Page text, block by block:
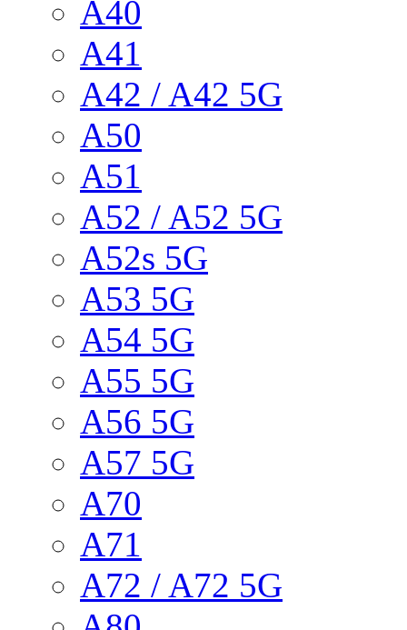
A40
A41
A42 / A42 5G
A50
A51
A52 / A52 5G
A52s 5G
A53 5G
A54 5G
A55 5G
A56 5G
A57 5G
A70
A71
A72 / A72 5G